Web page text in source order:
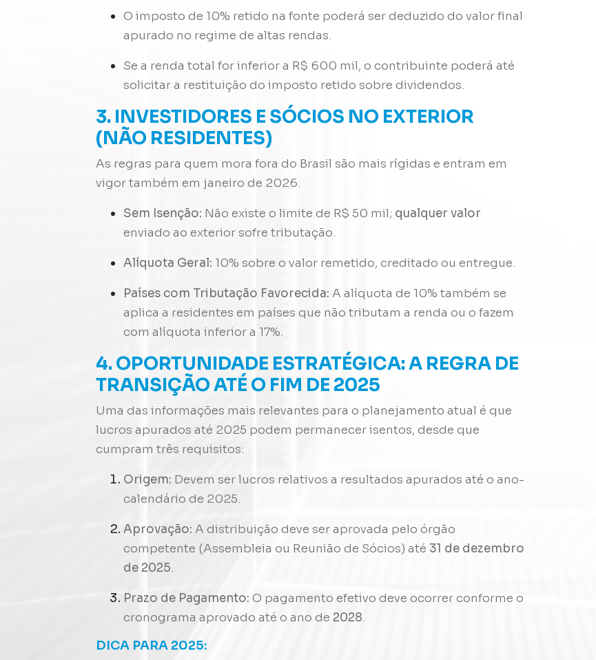
O imposto de 10% retido na fonte poderá ser deduzido do valor final
apurado no regime de altas rendas.
Se a renda total for inferior a R$ 600 mil, o contribuinte poderá até
solicitar a restituição do imposto retido sobre dividendos.
3. INVESTIDORES E SÓCIOS NO EXTERIOR
(NÃO RESIDENTES)
As regras para quem mora fora do Brasil são mais rígidas e entram em
vigor também em janeiro de 2026.
Sem Isenção: Não existe o limite de R$ 50 mil; qualquer valor
enviado ao exterior sofre tributação.
Alíquota Geral: 10% sobre o valor remetido, creditado ou entregue.
Países com Tributação Favorecida: A alíquota de 10% também se
aplica a residentes em países que não tributam a renda ou o fazem
com alíquota inferior a 17%.
4. OPORTUNIDADE ESTRATÉGICA: A REGRA DE
TRANSIÇÃO ATÉ O FIM DE 2025
Uma das informações mais relevantes para o planejamento atual é que
lucros apurados até 2025 podem permanecer isentos, desde que
cumpram três requisitos:
Origem: Devem ser lucros relativos a resultados apurados até o ano-
calendário de 2025.
Aprovação: A distribuição deve ser aprovada pelo órgão
competente (Assembleia ou Reunião de Sócios) até 31 de dezembro
de 2025.
Prazo de Pagamento: O pagamento efetivo deve ocorrer conforme o
cronograma aprovado até o ano de 2028.
DICA PARA 2025: